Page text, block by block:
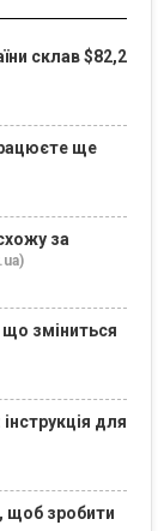
склав $82,2
ще
за
зміниться
для
щоб зробити